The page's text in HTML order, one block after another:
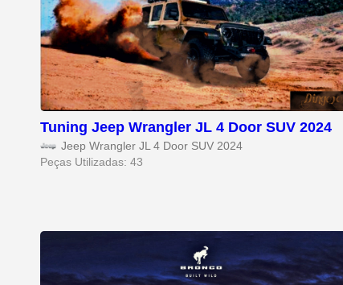
Tuning Jeep Wrangler JL 4 Door SUV 2024
Jeep Wrangler JL 4 Door SUV 2024
Peças Utilizadas: 43